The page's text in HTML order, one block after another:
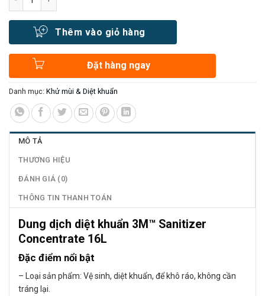
Thêm vào giỏ hàng
Đặt hàng ngay
Danh mục: Khử mùi & Diệt khuẩn
MÔ TẢ
THƯƠNG HIỆU
ĐÁNH GIÁ (0)
THÔNG TIN THANH TOÁN
Dung dịch diệt khuẩn 3M™ Sanitizer
Concentrate 16L
Đặc điểm nổi bật
– Loại sản phẩm: Vệ sinh, diệt khuẩn, để khô ráo, không cần
tráng lại.